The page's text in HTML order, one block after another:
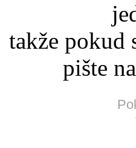
takže pokud
pište